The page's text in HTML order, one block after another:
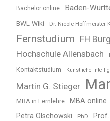
Bachelor online Baden-
BWL-Wiki Dr. Nicole Hoffmeister-
Fernstudium
FH
Hochschule Allensbach
Kontaktstudium Künstliche
Martin G. Stieger
MBA in Fernlehre MBA online
Petra Olschowski PhD